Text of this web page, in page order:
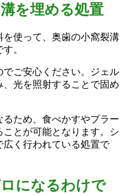
を埋める処置
使って、奥歯の小窩裂溝
。
ご安心ください。ジェル
光を照射することで固め
ため、食べかすやプラー
とが可能となります。シ
く行われている処置で
になるわけで